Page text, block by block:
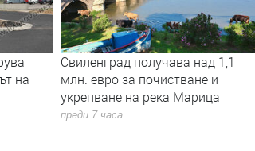
на
Свиленград получава над 1,1
млн. евро за почистване и
укрепване на река Марица
преди 7 часа